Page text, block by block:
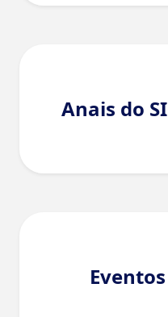
Anais do